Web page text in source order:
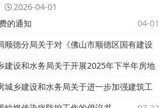
2026-04-01
的通知
04-01
顺德分局关于对《佛山市顺德区国有建设
公平竞争审查征求公众意见的公告【佛自
】
11-28
建设和水务局关于开展2025年下半年房地
08-28
城乡建设和水务局关于进一步加强建筑工